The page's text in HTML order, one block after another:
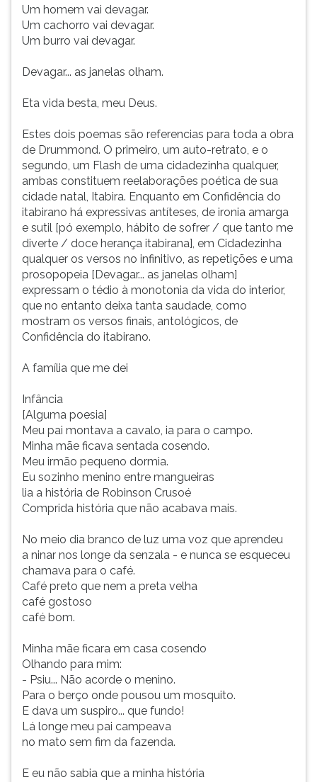
Um homem vai devagar.
Um cachorro vai devagar.
Um burro vai devagar.
Devagar... as janelas olham.
Eta vida besta, meu Deus.
Estes dois poemas são referencias para toda a obra
de Drummond. O primeiro, um auto-retrato, e o
segundo, um Flash de uma cidadezinha qualquer,
ambas constituem reelaborações poética de sua
cidade natal, Itabira. Enquanto em Confidência do
itabirano há expressivas antíteses, de ironia amarga
e sutil [pó exemplo, hábito de sofrer / que tanto me
diverte / doce herança itabirana], em Cidadezinha
qualquer os versos no infinitivo, as repetições e uma
prosopopeia [Devagar... as janelas olham]
expressam o tédio à monotonia da vida do interior,
que no entanto deixa tanta saudade, como
mostram os versos finais, antológicos, de
Confidência do itabirano.
A família que me dei
Infância
[Alguma poesia]
Meu pai montava a cavalo, ia para o campo.
Minha mãe ficava sentada cosendo.
Meu irmão pequeno dormia.
Eu sozinho menino entre mangueiras
lia a história de Robinson Crusoé
Comprida história que não acabava mais.
No meio dia branco de luz uma voz que aprendeu
a ninar nos longe da senzala - e nunca se esqueceu
chamava para o café.
Café preto que nem a preta velha
café gostoso
café bom.
Minha mãe ficara em casa cosendo
Olhando para mim:
- Psiu... Não acorde o menino.
Para o berço onde pousou um mosquito.
E dava um suspiro... que fundo!
Lá longe meu pai campeava
no mato sem fim da fazenda.
E eu não sabia que a minha história